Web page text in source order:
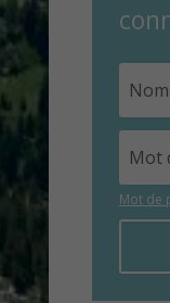
Mot de